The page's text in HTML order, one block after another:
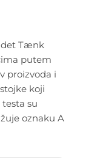
Tænk
putem
proizvoda i
koji
su
oznaku A